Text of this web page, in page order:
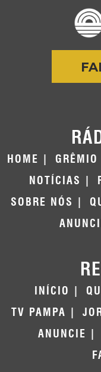
HOME GRÊMIO
NOTÍCIAS
SOBRE NÓS
INÍCIO
TV PAMPA
ANUNCIE